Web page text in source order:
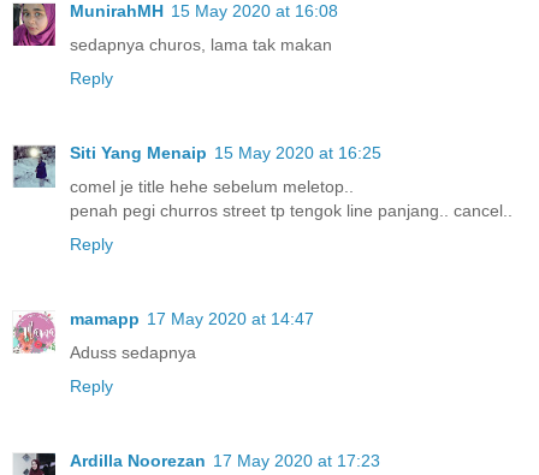
MunirahMH 15 May 2020 at 16:08
sedapnya churos, lama tak makan
Reply
Siti Yang Menaip 15 May 2020 at 16:25
comel je title hehe sebelum meletop..
penah pegi churros street tp tengok line panjang.. cancel..
Reply
mamapp 17 May 2020 at 14:47
Aduss sedapnya
Reply
Ardilla Noorezan 17 May 2020 at 17:23